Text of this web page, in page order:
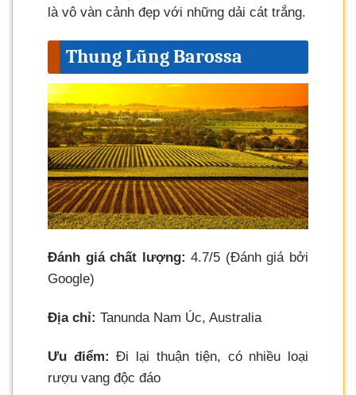
là vô vàn cảnh đẹp với những dải cát trắng.
Thung Lũng Barossa
Đánh giá chất lượng: 4.7/5 (Đánh giá bởi
Google)
Địa chỉ: Tanunda Nam Úc, Australia
Ưu điểm: Đi lại thuận tiện, có nhiều loại
rượu vang độc đáo